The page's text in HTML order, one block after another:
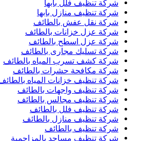
شركة تنظيف فلل بابها
شركة تنظيف منازل بابها
شركة نقل عفش بالطائف
شركة عزل خزانات بالطائف
شركة عزل اسطح بالطائف
شركة تسليك مجارى بالطائف
شركة كشف تسرب المياه بالطائف
شركة مكافحة حشرات بالطائف
شركة تنظيف خزانات المياه
شركة تنظيف واجهات بالطائف
شركة تنظيف مجالس بالطائف
شركة تنظيف فلل بالطائف
شركة تنظيف منازل بالطائف
شركة تنظيف بالطائف
شركة تنظيف مساجد بالمزاحمية